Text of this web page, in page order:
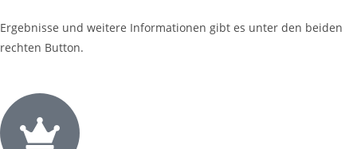
Ergebnisse und weitere Informationen gibt es unter den beiden
rechten Button.